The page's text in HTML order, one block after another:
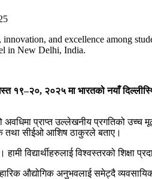
and excellence among
in New Delhi, India.
१९–२०, २०२५ मा भारतको नयाँ
प्राप्त उल्लेखनीय प्रगतिको उच्च
तथा सीईओ आशिष ठाकुरले बताए।
विद्यार्थीहरुलाई विश्वस्तरको शिक्षा
औद्योगिक अनुभवलाई समेट्दै